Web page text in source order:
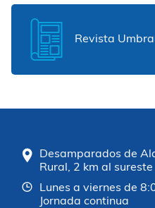
Revista
Desamparados de
Rural, 2 km al sureste
Lunes a viernes de
Jornada continua